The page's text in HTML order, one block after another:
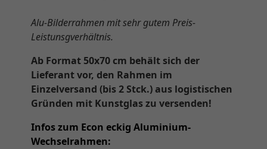
Alu-Bilderrahmen mit sehr gutem Preis-
Leistunsgverhältnis.
Ab Format 50x70 cm behält sich der
Lieferant vor, den Rahmen im
Einzelversand (bis 2 Stck.) aus logistischen
Gründen mit Kunstglas zu versenden!
Infos zum Econ eckig Aluminium-
Wechselrahmen: